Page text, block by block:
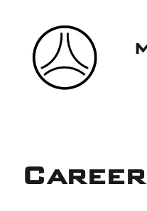
springen